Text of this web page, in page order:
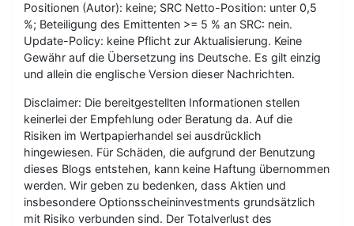
Positionen (Autor): keine; SRC Netto-Position: unter 0,5
%; Beteiligung des Emittenten >= 5 % an SRC: nein.
Update-Policy: keine Pflicht zur Aktualisierung. Keine
Gewähr auf die Übersetzung ins Deutsche. Es gilt einzig
und allein die englische Version dieser Nachrichten.
Disclaimer: Die bereitgestellten Informationen stellen
keinerlei der Empfehlung oder Beratung da. Auf die
Risiken im Wertpapierhandel sei ausdrücklich
hingewiesen. Für Schäden, die aufgrund der Benutzung
dieses Blogs entstehen, kann keine Haftung übernommen
werden. Wir geben zu bedenken, dass Aktien und
insbesondere Optionsscheininvestments grundsätzlich
mit Risiko verbunden sind. Der Totalverlust des